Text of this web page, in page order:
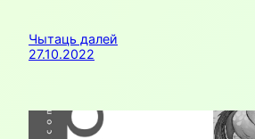
Чытаць далей
27.10.2022